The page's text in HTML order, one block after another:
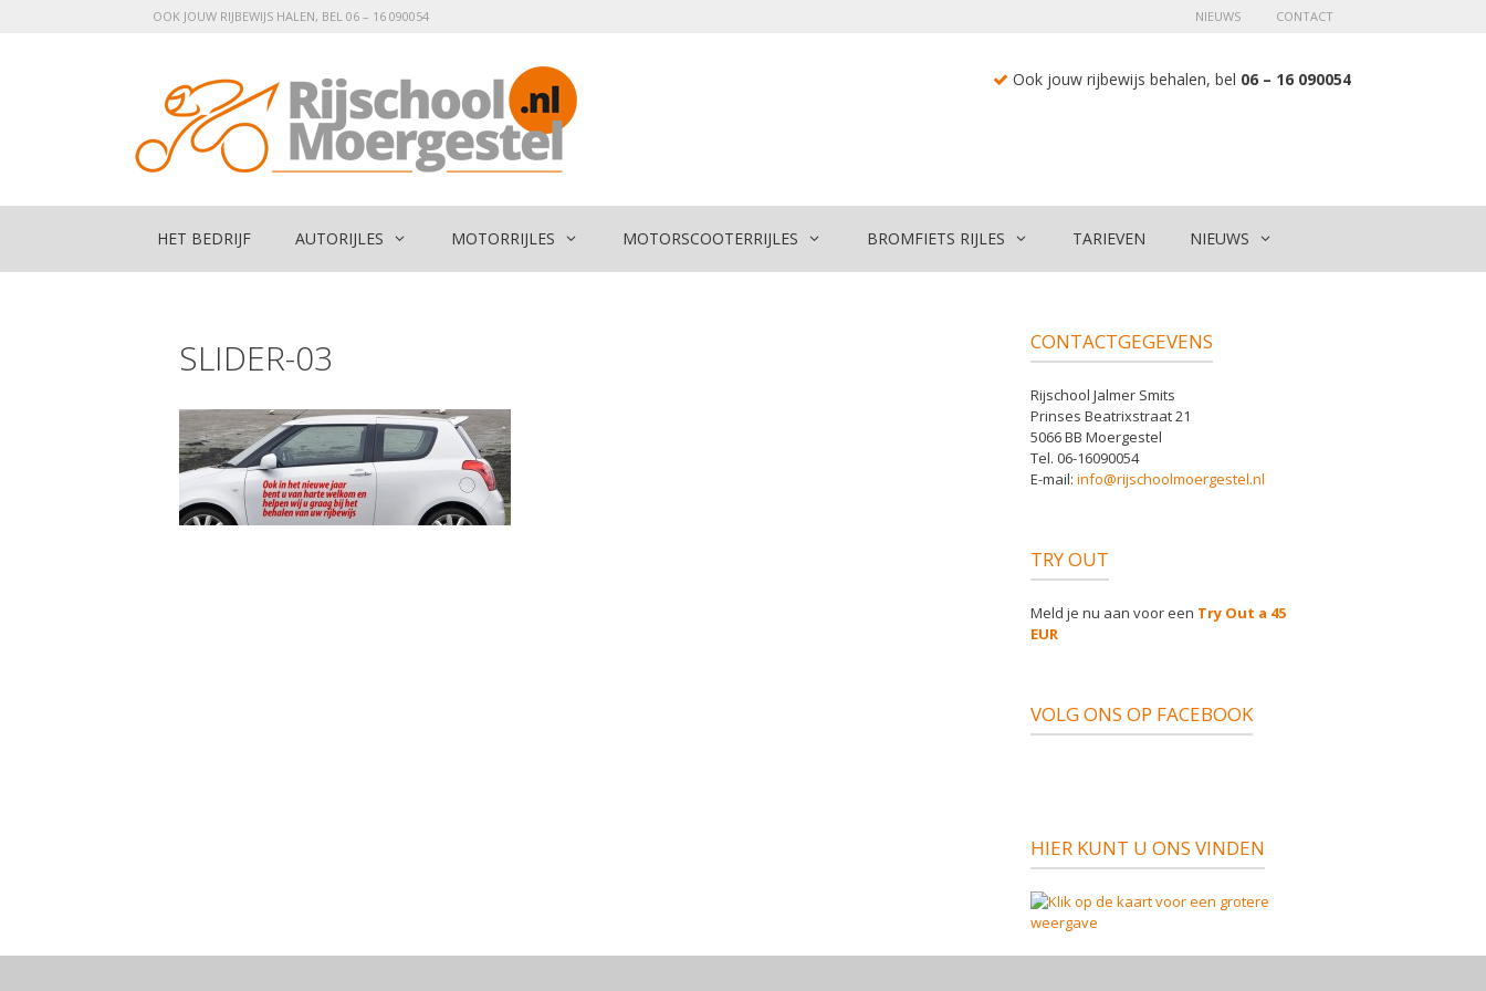
OOK JOUW RIJBEWIJS HALEN, BEL 06 – 16 090054 NIEUWS CONTACT
Ook jouw rijbewijs behalen, bel 06 – 16 090054
HET BEDRIJF AUTORIJLES MOTORRIJLES MOTORSCOOTERRIJLES BROMFIETS RIJLES TARIEVEN NIEUWS
SLIDER-03 CONTACTGEGEVENS
Rijschool Jalmer Smits
Prinses Beatrixstraat 21
5066 BB Moergestel
Tel. 06-16090054
E-mail: info@rijschoolmoergestel.nl
TRY OUT
Meld je nu aan voor een Try Out a 45
EUR
VOLG ONS OP FACEBOOK
HIER KUNT U ONS VINDEN